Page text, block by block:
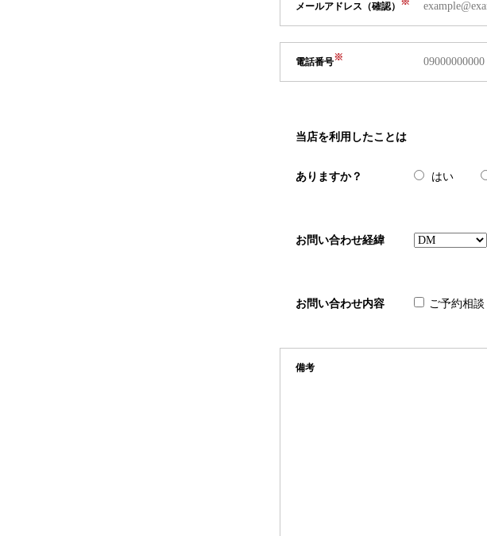
メールアドレス（確認）
電話番号
当店を利用したことは
ありますか？ はい
お問い合わせ経緯
お問い合わせ内容 ご予約相談
備考